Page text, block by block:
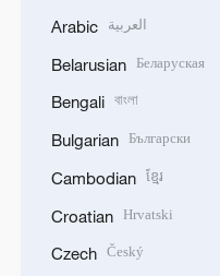
Arabic العربية
Belarusian Беларуская
Bengali বাংলা
Bulgarian Български
Cambodian ខ្មែរ
Croatian Hrvatski
Czech Český